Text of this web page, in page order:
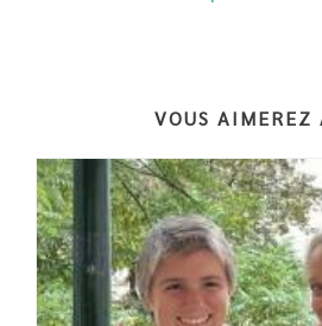
VOUS AIMEREZ